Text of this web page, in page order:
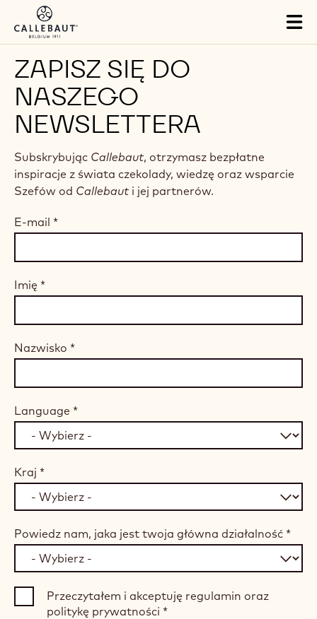
Skip to main content
ZAPISZ SIĘ DO
NASZEGO
NEWSLETTERA
Subskrybując Callebaut, otrzymasz bezpłatne
inspiracje z świata czekolady, wiedzę oraz wsparcie
Szefów od Callebaut i jej partnerów.
E-mail *
Imię *
Nazwisko *
Language *
Kraj *
Powiedz nam, jaka jest twoja główna działalność *
Przeczytałem i akceptuję regulamin oraz
politykę prywatności *